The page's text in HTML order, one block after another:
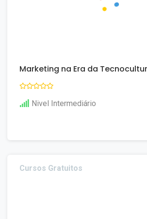
Marketing na Era da
Nivel Intermediário
Cursos Gratuitos